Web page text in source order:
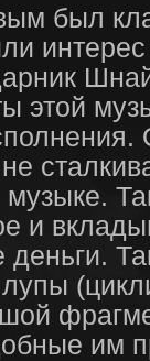
был
этой
музыке.
и
деньги.
им